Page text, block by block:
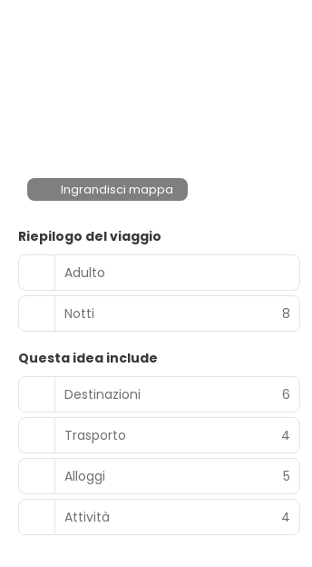
Ingrandisci mappa
Riepilogo del viaggio
Adulto
Notti 8
Questa idea include
Destinazioni
6
Trasporto 4
Alloggi 5
Attività 4